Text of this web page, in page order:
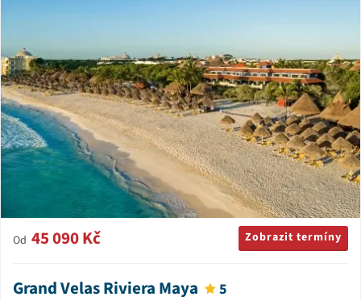
Od 45 090 Kč Zobrazit termíny
Grand Velas Riviera Maya 5